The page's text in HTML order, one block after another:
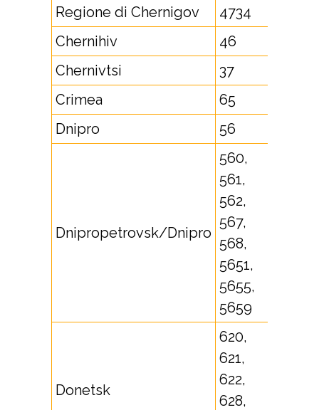
Regione di Chernigov
4734
Chernihiv
46
Chernivtsi
37
Crimea
65
Dnipro
56
Dnipropetrovsk/Dnipro
560,
561,
562,
567,
568,
5651,
5655,
5659
Donetsk
620,
621,
622,
628,